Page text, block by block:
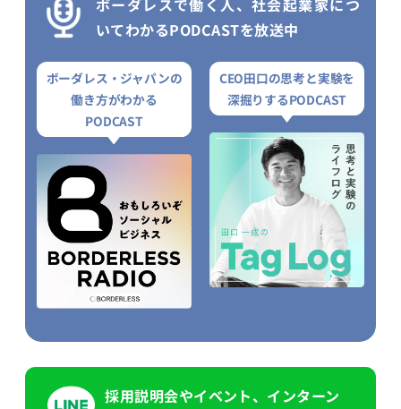
いてわかるPODCASTを放送中
ボーダレス・ジャパンの
働き方がわかる
PODCAST
CEO田口の思考と実験を
深掘りするPODCAST
採用説明会やイベント、インターン